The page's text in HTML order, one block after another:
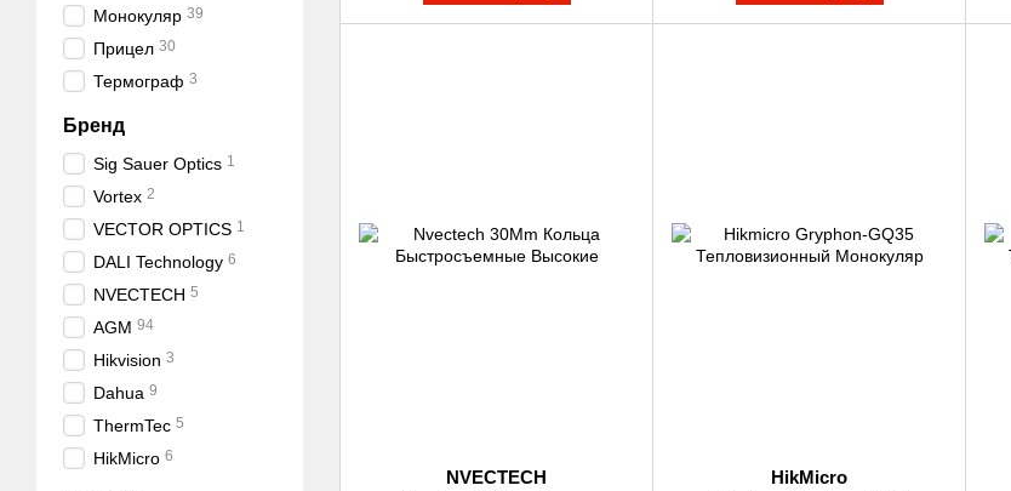
NVECTECH
HikMicro
Монокуляр 39
Прицел 30
Термограф 3
Бренд
Sig Sauer Optics 1
Vortex 2
VECTOR OPTICS 1
DALI Technology 6
NVECTECH 5
AGM 94
Hikvision 3
Dahua 9
ThermTec 5
HikMicro 6